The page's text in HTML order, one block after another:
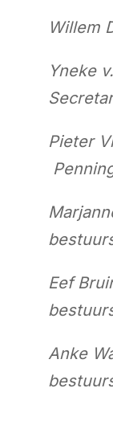
Yneke
Eef
Anke